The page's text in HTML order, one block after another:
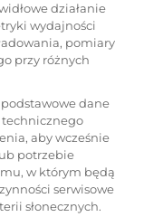
działanie
wydajności
pomiary
przy różnych
dane
technicznego
aby wcześnie
potrzebie
w którym będą
serwisowe
słonecznych.